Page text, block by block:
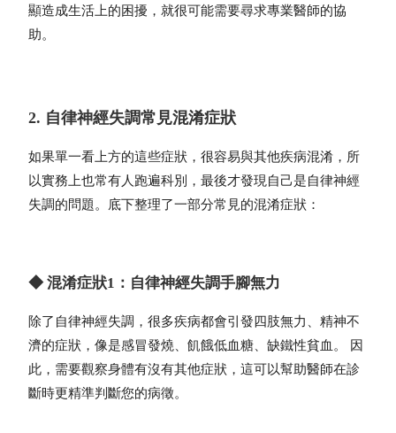
顯造成生活上的困擾，就很可能需要尋求專業醫師的協
助。
2. 自律神經失調常見混淆症狀
如果單一看上方的這些症狀，很容易與其他疾病混淆，所
以實務上也常有人跑遍科別，最後才發現自己是自律神經
失調的問題。底下整理了一部分常見的混淆症狀：
◆ 混淆症狀1：自律神經失調手腳無力
除了自律神經失調，很多疾病都會引發四肢無力、精神不
濟的症狀，像是感冒發燒、飢餓低血糖、缺鐵性貧血。 因
此，需要觀察身體有沒有其他症狀，這可以幫助醫師在診
斷時更精準判斷您的病徵。